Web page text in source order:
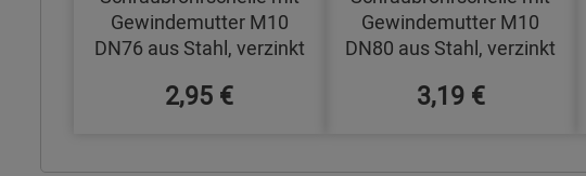
Gewindemutter M10
DN76 aus Stahl, verzinkt
2,95 €
Gewindemutter M10
DN80 aus Stahl, verzinkt
3,19 €